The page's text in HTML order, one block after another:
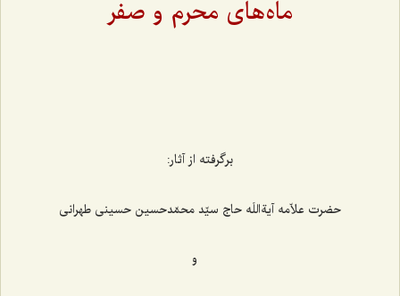
ماه‌های محرم و صفر
برگرفته از آثار:
حضرت علاّمه آیةاللَه حاج سیّد محمّدحسین حسینی طهرانی
و